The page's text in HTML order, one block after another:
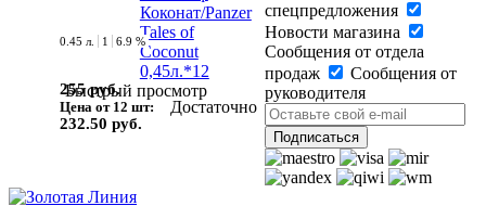
Быстрый просмотр
0.45 л. 1 6.9 %
255 руб.
Цена от 12 шт:
232.50 руб.
Достаточно
спецпредложения
Новости магазина
Сообщения от отдела
продаж
Сообщения от
руководителя